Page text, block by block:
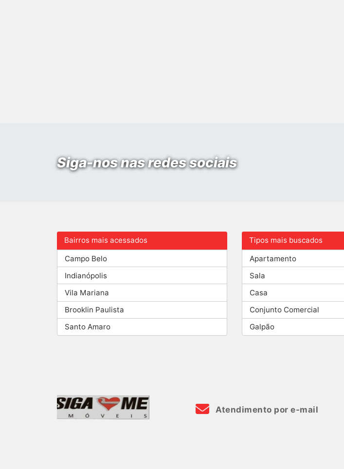
Siga-nos nas redes sociais
Bairros mais acessados
Campo Belo
Indianópolis
Vila Mariana
Brooklin Paulista
Santo Amaro
Tipos mais buscados
Apartamento
Sala
Casa
Conjunto Comercial
Galpão
Atendimento por e-mail